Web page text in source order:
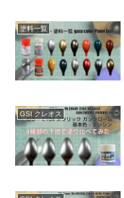
塗料一覧
GSI クレオス